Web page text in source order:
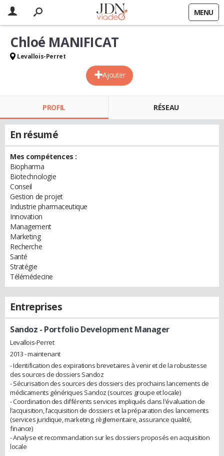
MENU
Ajouter
Chloé MANIFICAT
Levallois-Perret
PROFIL RÉSEAU
En résumé
Mes compétences :
Biopharma
Biotechnologie
Conseil
Gestion de projet
Industrie pharmaceutique
Innovation
Management
Marketing
Recherche
Santé
Stratégie
Télémédecine
Entreprises
Sandoz - Portfolio Development Manager
Levallois-Perret
2013 - maintenant
- Identification des expirations brevetaires à venir et de la robustesse
des sources de dossiers Sandoz
- Sécurisation des sources des dossiers des prochains lancements de
médicaments génériques Sandoz (sources groupe et locale)
- Coordination des différents services impliqués dans l'évaluation de
l’acquisition, l’acquisition de dossiers et la préparation des lancements
(services juridique, marketing, règlementaire, assurance qualité,
finance)
- Analyse et recommandation sur les dossiers proposés en acquisition
locale